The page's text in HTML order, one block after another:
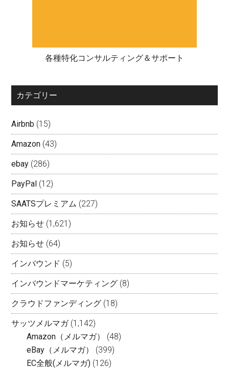
各種特化コンサルティング＆サポート
カテゴリー
Airbnb (15)
Amazon (43)
ebay (286)
PayPal (12)
SAATSプレミアム (227)
お知らせ (1,621)
お知らせ (64)
インバウンド (5)
インバウンドマーケティング (8)
クラウドファンディング (18)
サッツメルマガ(1,142)
Amazon（メルマガ）
(48)
eBay（メルマガ）
(399)
EC全般(メルマガ) (126)